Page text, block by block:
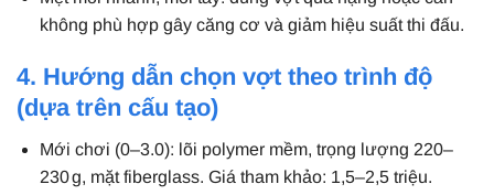
không phù hợp gây căng cơ và giảm hiệu suất thi đấu.
4. Hướng dẫn chọn vợt theo trình độ
(dựa trên cấu tạo)
Mới chơi (0–3.0): lõi polymer mềm, trọng lượng 220–
230 g, mặt fiberglass. Giá tham khảo: 1,5–2,5 triệu.